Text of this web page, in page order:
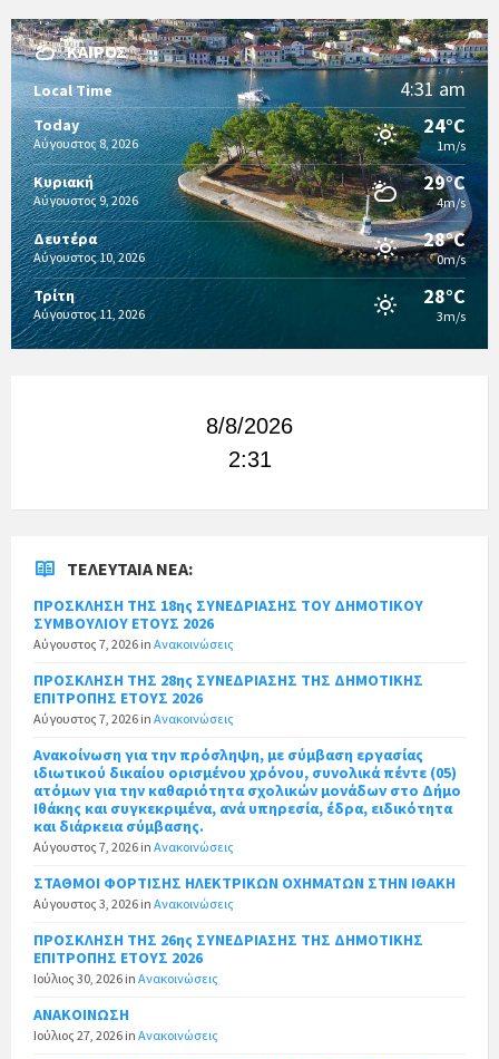
ΚΑΙΡΌΣ
Local Time 4:31 am
Today
Αύγουστος 8, 2026
24°C
1m/s
Κυριακή
Αύγουστος 9, 2026
29°C
4m/s
Δευτέρα
Αύγουστος 10, 2026
28°C
0m/s
Τρίτη
Αύγουστος 11, 2026
28°C
3m/s
8/8/2026
2:31
ΤΕΛΕΥΤΑΊΑ ΝΈΑ:
ΠΡΟΣΚΛΗΣΗ ΤΗΣ 18ης ΣΥΝΕΔΡΙΑΣΗΣ ΤΟΥ ΔΗΜΟΤΙΚΟΥ
ΣΥΜΒΟΥΛΙΟΥ ΕΤΟΥΣ 2026
Αύγουστος 7, 2026 in Ανακοινώσεις
ΠΡΟΣΚΛΗΣΗ ΤΗΣ 28ης ΣΥΝΕΔΡΙΑΣΗΣ ΤΗΣ ΔΗΜΟΤΙΚΗΣ
ΕΠΙΤΡΟΠΗΣ ΕΤΟΥΣ 2026
Αύγουστος 7, 2026 in Ανακοινώσεις
Ανακοίνωση για την πρόσληψη, με σύμβαση εργασίας
ιδιωτικού δικαίου ορισμένου χρόνου, συνολικά πέντε (05)
ατόμων για την καθαριότητα σχολικών μονάδων στο Δήμο
Ιθάκης και συγκεκριμένα, ανά υπηρεσία, έδρα, ειδικότητα
και διάρκεια σύμβασης.
Αύγουστος 7, 2026 in Ανακοινώσεις
ΣΤΑΘΜΟΙ ΦΟΡΤΙΣΗΣ ΗΛΕΚΤΡΙΚΩΝ ΟΧΗΜΑΤΩΝ ΣΤΗΝ ΙΘΑΚΗ
Αύγουστος 3, 2026 in Ανακοινώσεις
ΠΡΟΣΚΛΗΣΗ ΤΗΣ 26ης ΣΥΝΕΔΡΙΑΣΗΣ ΤΗΣ ΔΗΜΟΤΙΚΗΣ
ΕΠΙΤΡΟΠΗΣ ΕΤΟΥΣ 2026
Ιούλιος 30, 2026 in Ανακοινώσεις
ΑΝΑΚΟΙΝΩΣΗ
Ιούλιος 27, 2026 in Ανακοινώσεις